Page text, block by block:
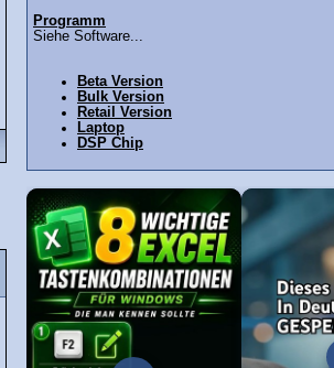
Programm
Siehe Software...
Beta Version
Bulk Version
Retail Version
Laptop
DSP Chip